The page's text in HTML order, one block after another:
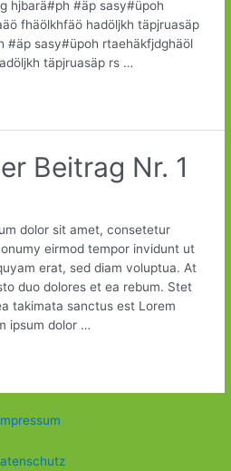
hjbarä#ph #äp sasy#üpoh
fhäölkhfäö hadöljkh täpjruasäp
#äp sasy#üpoh rtaehäkfjdghäöl
täpjruasäp rs …
Beitrag Nr. 1
dolor sit amet, consetetur
eirmod tempor invidunt ut
erat, sed diam voluptua. At
duo dolores et ea rebum. Stet
takimata sanctus est Lorem
ipsum dolor …